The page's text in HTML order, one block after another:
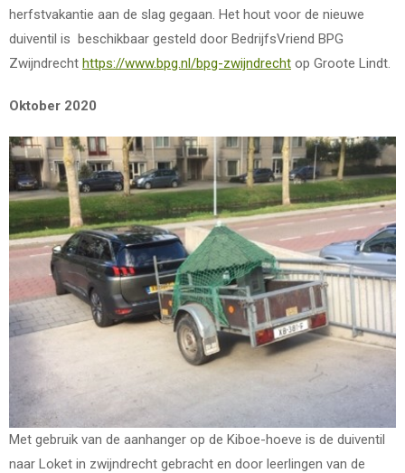
herfstvakantie aan de slag gegaan. Het hout voor de nieuwe
duiventil is beschikbaar gesteld door BedrijfsVriend BPG
Zwijndrecht https://www.bpg.nl/bpg-zwijndrecht op Groote Lindt.
Oktober 2020
Met gebruik van de aanhanger op de Kiboe-hoeve is de duiventil
naar Loket in zwijndrecht gebracht en door leerlingen van de